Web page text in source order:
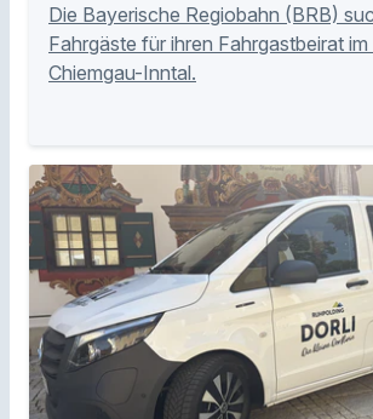
Die Bayerische Regiobahn (BRB)
Fahrgäste für ihren Fahrgastbeirat
Chiemgau-Inntal.